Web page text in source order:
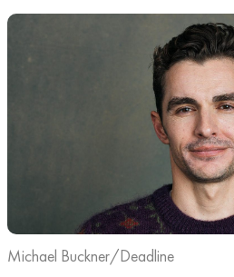
Michael Buckner/Deadline